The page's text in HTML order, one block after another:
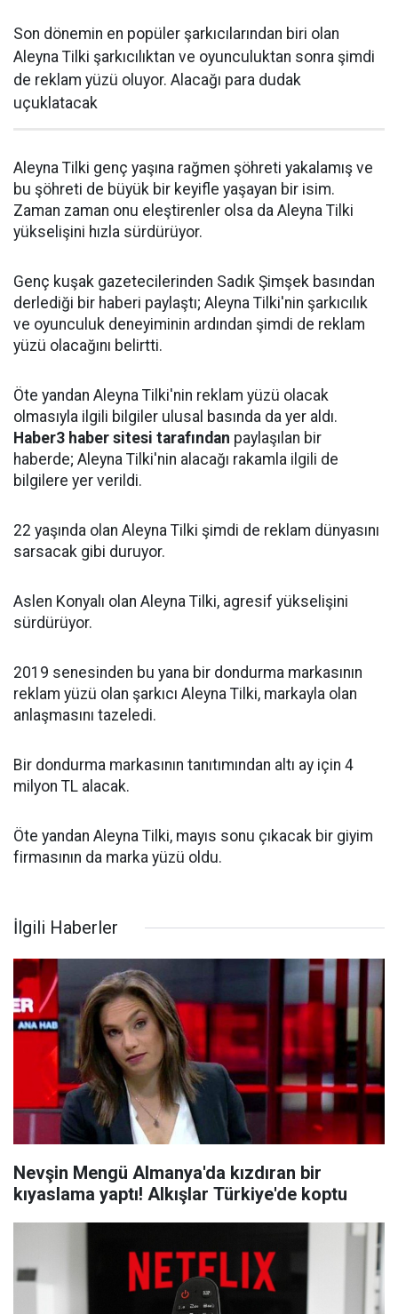
Son dönemin en popüler şarkıcılarından biri olan
Aleyna Tilki şarkıcılıktan ve oyunculuktan sonra şimdi
de reklam yüzü oluyor. Alacağı para dudak
uçuklatacak
Aleyna Tilki genç yaşına rağmen şöhreti yakalamış ve
bu şöhreti de büyük bir keyifle yaşayan bir isim.
Zaman zaman onu eleştirenler olsa da Aleyna Tilki
yükselişini hızla sürdürüyor.
Genç kuşak gazetecilerinden Sadık Şimşek basından
derlediği bir haberi paylaştı; Aleyna Tilki'nin şarkıcılık
ve oyunculuk deneyiminin ardından şimdi de reklam
yüzü olacağını belirtti.
Öte yandan Aleyna Tilki'nin reklam yüzü olacak
olmasıyla ilgili bilgiler ulusal basında da yer aldı.
Haber3 haber sitesi tarafından paylaşılan bir
haberde; Aleyna Tilki'nin alacağı rakamla ilgili de
bilgilere yer verildi.
22 yaşında olan Aleyna Tilki şimdi de reklam dünyasını
sarsacak gibi duruyor.
Aslen Konyalı olan Aleyna Tilki, agresif yükselişini
sürdürüyor.
2019 senesinden bu yana bir dondurma markasının
reklam yüzü olan şarkıcı Aleyna Tilki, markayla olan
anlaşmasını tazeledi.
Bir dondurma markasının tanıtımından altı ay için 4
milyon TL alacak.
Öte yandan Aleyna Tilki, mayıs sonu çıkacak bir giyim
firmasının da marka yüzü oldu.
İlgili Haberler
Nevşin Mengü Almanya'da kızdıran bir
kıyaslama yaptı! Alkışlar Türkiye'de koptu